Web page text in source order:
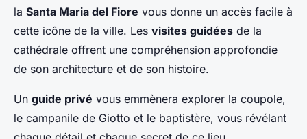
la Santa Maria del Fiore vous donne un accès facile à
cette icône de la ville. Les visites guidées de la
cathédrale offrent une compréhension approfondie
de son architecture et de son histoire.
Un guide privé vous emmènera explorer la coupole,
le campanile de Giotto et le baptistère, vous révélant